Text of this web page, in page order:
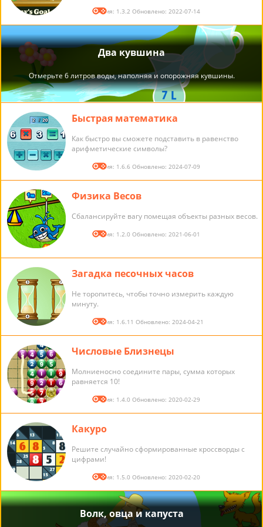
Версия: 1.3.2 Обновлено: 2022-07-14
Быстрая математика
Как быстро вы сможете подставить в равенство
арифметические символы?
Версия: 1.6.6 Обновлено: 2024-07-09
Физика Весов
Сбалансируйте вагу помещая объекты разных весов.
Версия: 1.2.0 Обновлено: 2021-06-01
Загадка песочных часов
Не торопитесь, чтобы точно измерить каждую
минуту.
Версия: 1.6.11 Обновлено: 2024-04-21
Числовые Близнецы
Молниеносно соедините пары, сумма которых
равняется 10!
Версия: 1.4.0 Обновлено: 2020-02-29
Какуро
Решите случайно сформированные кроссворды с
цифрами!
Версия: 1.5.0 Обновлено: 2020-02-20